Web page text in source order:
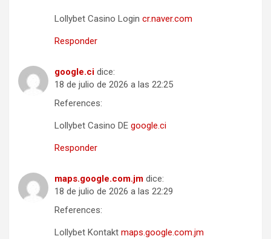
Lollybet Casino Login cr.naver.com
Responder
google.ci dice:
18 de julio de 2026 a las 22:25
References:
Lollybet Casino DE google.ci
Responder
maps.google.com.jm dice:
18 de julio de 2026 a las 22:29
References:
Lollybet Kontakt maps.google.com.jm